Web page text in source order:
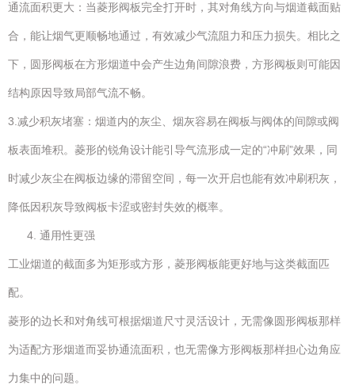
通流面积更大：当菱形阀板完全打开时，其对角线方向与烟道截面贴
合，能让烟气更顺畅地通过，有效减少气流阻力和压力损失。相比之
下，圆形阀板在方形烟道中会产生边角间隙浪费，方形阀板则可能因
结构原因导致局部气流不畅。
3.减少积灰堵塞：烟道内的灰尘、烟灰容易在阀板与阀体的间隙或阀
板表面堆积。菱形的锐角设计能引导气流形成一定的“冲刷”效果，同
时减少灰尘在阀板边缘的滞留空间，每一次开启也能有效冲刷积灰，
降低因积灰导致阀板卡涩或密封失效的概率。
通用性更强
工业烟道的截面多为矩形或方形，菱形阀板能更好地与这类截面匹
配。
菱形的边长和对角线可根据烟道尺寸灵活设计，无需像圆形阀板那样
为适配方形烟道而妥协通流面积，也无需像方形阀板那样担心边角应
力集中的问题。